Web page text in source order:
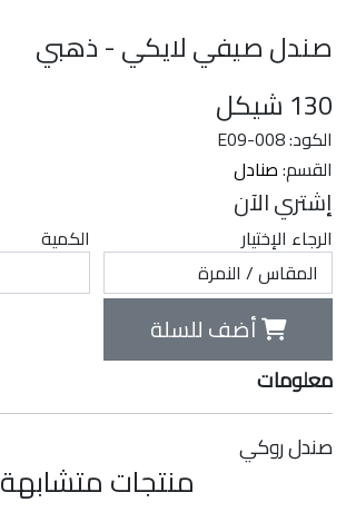
صندل صيفي لايكي - ذهبي
130 شيكل
الكود: E09-008
القسم:صنادل
إشتري الآن
الرجاء الإختيار الكمية
أضف للسلة
معلومات
صندل روكي
منتجات متشابهة